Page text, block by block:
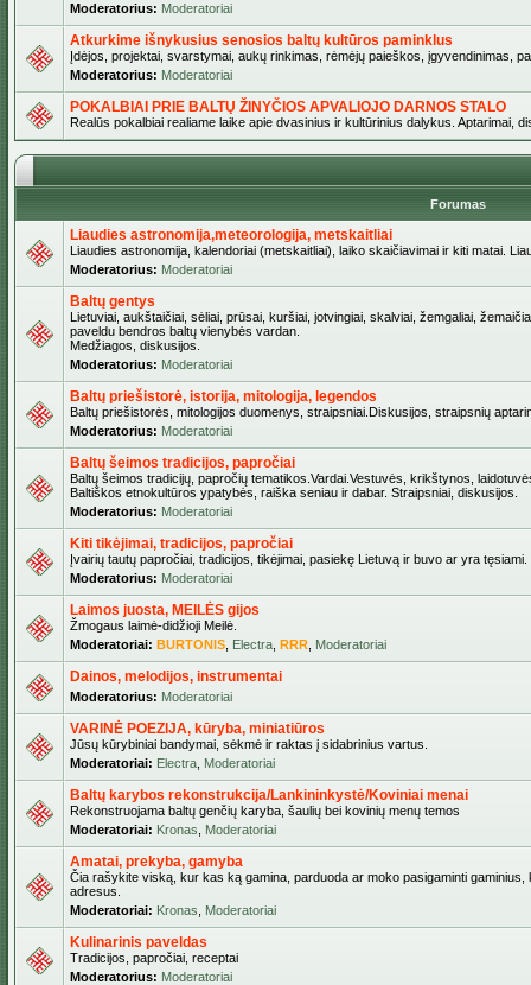
Moderatorius: Moderatoriai
Atkurkime išnykusius senosios baltų kultūros paminklus
Įdėjos, projektai, svarstymai, aukų rinkimas, rėmėjų paieškos, įgyvendinimas,
Moderatorius: Moderatoriai
POKALBIAI PRIE BALTŲ ŽINYČIOS APVALIOJO DARNOS STALO
Realūs pokalbiai realiame laike apie dvasinius ir kultūrinius dalykus. Aptarimai,
Forumas
Liaudies astronomija,meteorologija, metskaitliai
Liaudies astronomija, kalendoriai (metskaitliai), laiko skaičiavimai ir kiti matai.
Moderatorius: Moderatoriai
Baltų gentys
Lietuviai, aukštaičiai, sėliai, prūsai, kuršiai, jotvingiai, skalviai, žemgaliai,
paveldu bendros baltų vienybės vardan.
Medžiagos, diskusijos.
Moderatorius: Moderatoriai
Baltų priešistorė, istorija, mitologija, legendos
Baltų priešistorės, mitologijos duomenys, straipsniai.Diskusijos, straipsnių
Moderatorius: Moderatoriai
Baltų šeimos tradicijos, papročiai
Baltų šeimos tradicijų, papročių tematikos.Vardai.Vestuvės, krikštynos,
Baltiškos etnokultūros ypatybės, raiška seniau ir dabar. Straipsniai, diskusijos.
Moderatorius: Moderatoriai
Kiti tikėjimai, tradicijos, papročiai
Įvairių tautų papročiai, tradicijos, tikėjimai, pasiekę Lietuvą ir buvo ar yra tęsiami.
Moderatorius: Moderatoriai
Laimos juosta, MEILĖS gijos
Žmogaus laimė-didžioji Meilė.
Moderatoriai: BURTONIS Electra RRR Moderatoriai
Dainos, melodijos, instrumentai
Moderatorius: Moderatoriai
VARINĖ POEZIJA, kūryba, miniatiūros
Jūsų kūrybiniai bandymai, sėkmė ir raktas į sidabrinius vartus.
Moderatoriai: Electra Moderatoriai
Baltų karybos rekonstrukcija/Lankininkystė/Koviniai menai
Rekonstruojama baltų genčių karyba, šaulių bei kovinių menų temos
Moderatoriai: Kronas Moderatoriai
Amatai, prekyba, gamyba
Čia rašykite viską, kur kas ką gamina, parduoda ar moko pasigaminti
adresus.
Moderatoriai: Kronas Moderatoriai
Kulinarinis paveldas
Tradicijos, papročiai, receptai
Moderatorius: Moderatoriai